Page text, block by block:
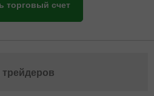
торговый счет